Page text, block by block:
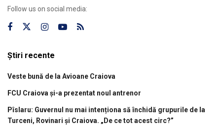
Follow us on social media:
Știri recente
Veste bună de la Avioane Craiova
FCU Craiova și-a prezentat noul antrenor
Pîslaru: Guvernul nu mai intenționa să închidă grupurile de la
Turceni, Rovinari și Craiova. „De ce tot acest circ?”